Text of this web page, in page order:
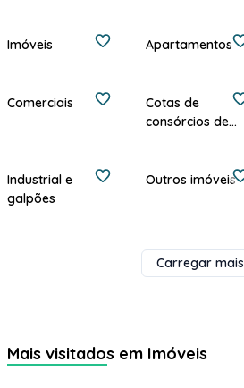
Imóveis Apartamentos
Comerciais
Cotas de
consórcios de
Industrial e
galpões
Outros imóveis
Carregar mais
Mais visitados em Imóveis